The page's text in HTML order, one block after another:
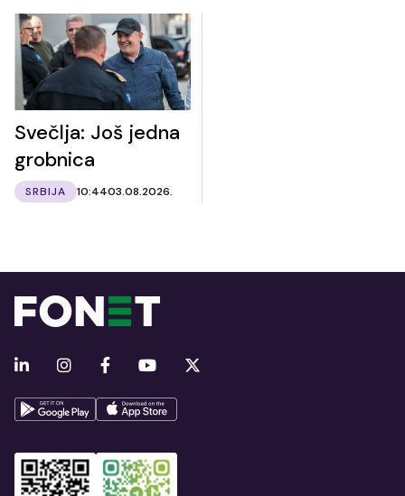
Svečlja: Još jedna
grobnica
SRBIJA 10:4403.08.2026.